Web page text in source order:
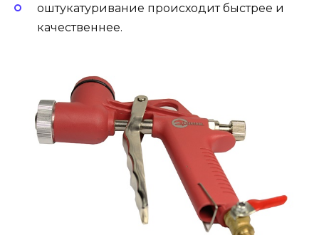
оштукатуривание происходит быстрее и
качественнее.